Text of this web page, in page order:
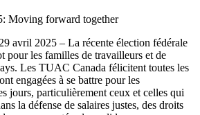
avril 2025 – La récente élection fédérale
pour les familles de travailleurs et de
Les TUAC Canada félicitent toutes les
engagées à se battre pour les
jours, particulièrement ceux et celles qui
la défense de salaires justes, des droits